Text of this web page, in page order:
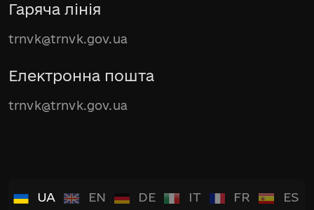
Гаряча лінія
trnvk@trnvk.gov.ua
Електронна пошта
trnvk@trnvk.gov.ua
UA EN DE IT FR ES